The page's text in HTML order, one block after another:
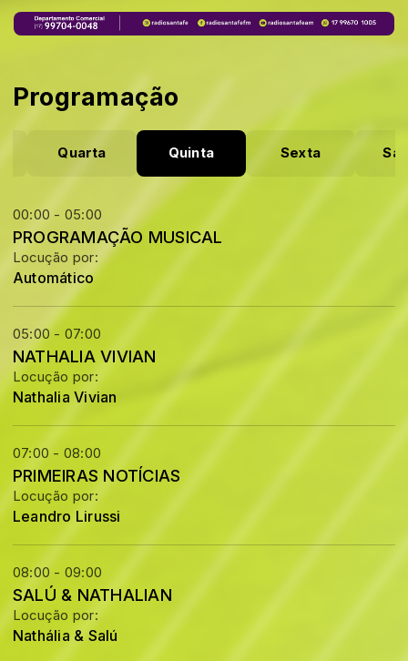
Programação
Quarta Quinta Sexta
00:00 - 05:00
PROGRAMAÇÃO MUSICAL
Locução por:
Automático
05:00 - 07:00
NATHALIA VIVIAN
Locução por:
Nathalia Vivian
07:00 - 08:00
PRIMEIRAS NOTÍCIAS
Locução por:
Leandro Lirussi
08:00 - 09:00
SALÚ & NATHALIAN
Locução por:
Nathália & Salú